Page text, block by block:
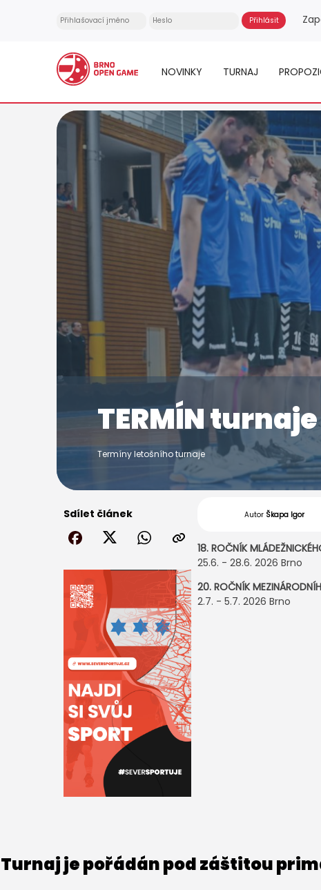
NOVINKY TURNAJ
TERMÍN
Termíny letošního turnaje
Sdílet článek Autor Škapa Igor
18. ROČNÍK
25.6. - 28.6. 2026 Brno
20. ROČNÍK
2.7. - 5.7. 2026 Brno
Turnaj je pořádán pod záštitou